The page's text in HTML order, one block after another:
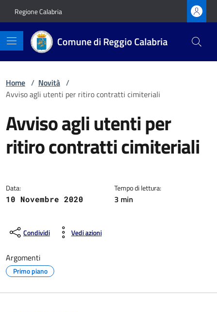
Regione Calabria
Comune di Reggio Calabria
Home / Novità /
Avviso agli utenti per ritiro contratti cimiteriali
Avviso agli utenti per
ritiro contratti cimiteriali
Data:
10 Novembre 2020
Tempo di lettura:
3 min
Condividi Vedi azioni
Argomenti
Primo piano